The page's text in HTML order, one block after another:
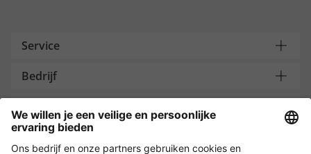
Service
Bedrijf
Payment and Delivery